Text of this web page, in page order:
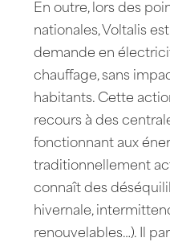
En outre, lors des
nationales, Voltalis
demande en
chauffage, sans
habitants. Cette
recours à des
fonctionnant aux
traditionnellement
connaît des
hivernale,
renouvelables…). Il